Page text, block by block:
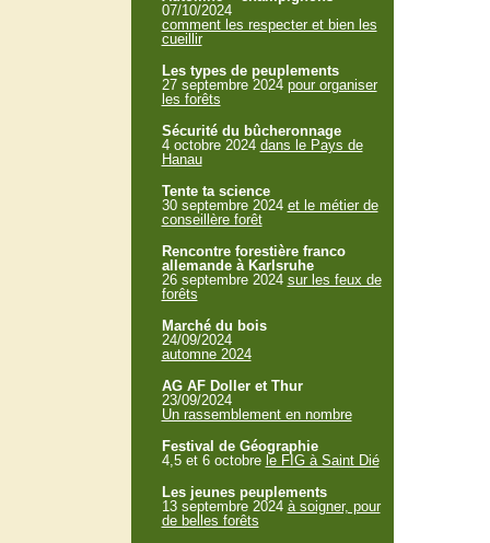
07/10/2024
comment les respecter et bien les
cueillir
Les types de peuplements
27 septembre 2024 pour organiser
les forêts
Sécurité du bûcheronnage
4 octobre 2024 dans le Pays de
Hanau
Tente ta science
30 septembre 2024 et le métier de
conseillère forêt
Rencontre forestière franco
allemande à Karlsruhe
26 septembre 2024 sur les feux de
forêts
Marché du bois
24/09/2024
automne 2024
AG AF Doller et Thur
23/09/2024
Un rassemblement en nombre
Festival de Géographie
4,5 et 6 octobre le FIG à Saint Dié
Les jeunes peuplements
13 septembre 2024 à soigner, pour
de belles forêts